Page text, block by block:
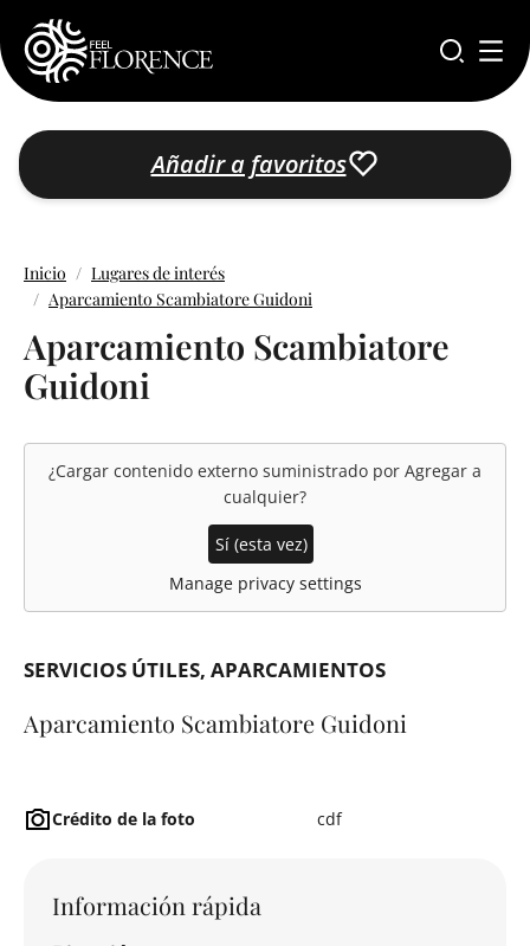
Pasar al contenido principal
Añadir a favoritos
Inicio
Lugares de interés
Aparcamiento Scambiatore Guidoni
Aparcamiento Scambiatore
Guidoni
¿Cargar contenido externo suministrado por Agregar a
cualquier?
Sí (esta vez)
Manage privacy settings
SERVICIOS ÚTILES APARCAMIENTOS
Aparcamiento Scambiatore Guidoni
Crédito de la foto cdf
Información rápida